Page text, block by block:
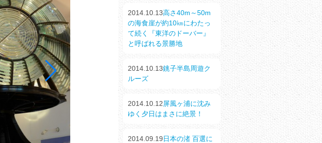
2014.10.13高さ40m～50m
の海食崖が約10㎞にわたっ
て続く『東洋のドーバー』
と呼ばれる景勝地
2014.10.13銚子半島周遊ク
ルーズ
2014.10.12屏風ヶ浦に沈み
ゆく夕日はまさに絶景！
2014.09.19日本の渚 百選に